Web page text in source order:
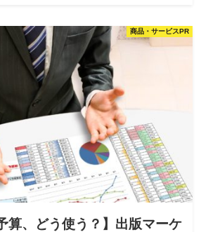
商品・サービスPR
算、どう使う？】出版マーケ